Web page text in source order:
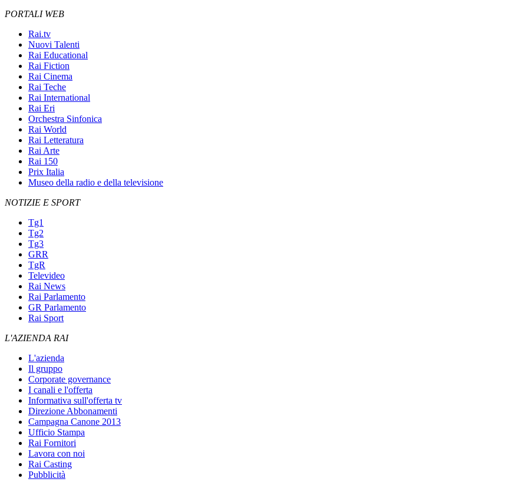
PORTALI WEB
Rai.tv
Nuovi Talenti
Rai Educational
Rai Fiction
Rai Cinema
Rai Teche
Rai International
Rai Eri
Orchestra Sinfonica
Rai World
Rai Letteratura
Rai Arte
Rai 150
Prix Italia
Museo della radio e della televisione
NOTIZIE E SPORT
Tg1
Tg2
Tg3
GRR
TgR
Televideo
Rai News
Rai Parlamento
GR Parlamento
Rai Sport
L'AZIENDA RAI
L'azienda
Il gruppo
Corporate governance
I canali e l'offerta
Informativa sull'offerta tv
Direzione Abbonamenti
Campagna Canone 2013
Ufficio Stampa
Rai Fornitori
Lavora con noi
Rai Casting
Pubblicità